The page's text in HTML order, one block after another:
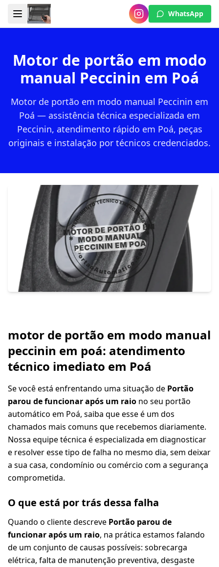
WhatsApp
Motor de portão em modo
manual Peccinin em Poá
Motor de portão em modo manual Peccinin em
Poá — assistência técnica especializada em
Peccinin, atendimento rápido em Poá, peças
originais e instalação por técnicos credenciados.
motor de portão em modo manual
peccinin em poá: atendimento
técnico imediato em Poá
Se você está enfrentando uma situação de Portão
parou de funcionar após um raio no seu portão
automático em Poá, saiba que esse é um dos
chamados mais comuns que recebemos diariamente.
Nossa equipe técnica é especializada em diagnosticar
e resolver esse tipo de falha no mesmo dia, sem deixar
a sua casa, condomínio ou comércio com a segurança
comprometida.
O que está por trás dessa falha
Quando o cliente descreve Portão parou de
funcionar após um raio, na prática estamos falando
de um conjunto de causas possíveis: sobrecarga
elétrica, falta de manutenção preventiva, desgaste